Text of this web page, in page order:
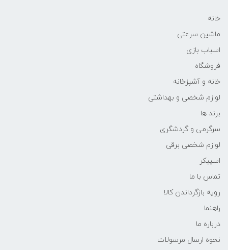
خانه
ماشین سرعتی
اسباب بازی
فروشگاه
خانه و آشپزخانه
لوازم شخصی و بهداشتی
برند ها
سرگرمی و گردشگری
لوازم شخصی برقی
اسپیکر
تماس با ما
رویه بازگرداندن کالا
راهنما
درباره ما
نحوه ارسال مرسولات